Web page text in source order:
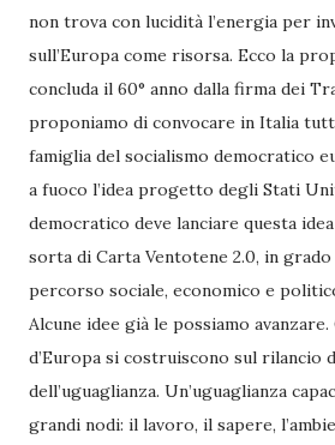
non trova con lucidità l’energia per
sull’Europa come risorsa. Ecco la
concluda il 60° anno dalla firma dei
proponiamo di convocare in Italia
famiglia del socialismo democratico
a fuoco l’idea progetto degli Stati
democratico deve lanciare questa
sorta di Carta Ventotene 2.0, in
percorso sociale, economico e
Alcune idee già le possiamo
d’Europa si costruiscono sul rilancio
dell’uguaglianza. Un’uguaglianza
grandi nodi: il lavoro, il sapere,